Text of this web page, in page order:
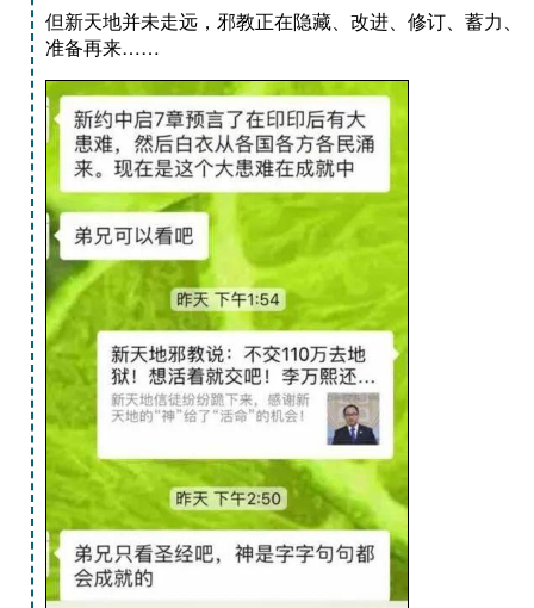
但新天地并未走远，邪教正在隐藏、改进、修订、蓄力、
准备再来……